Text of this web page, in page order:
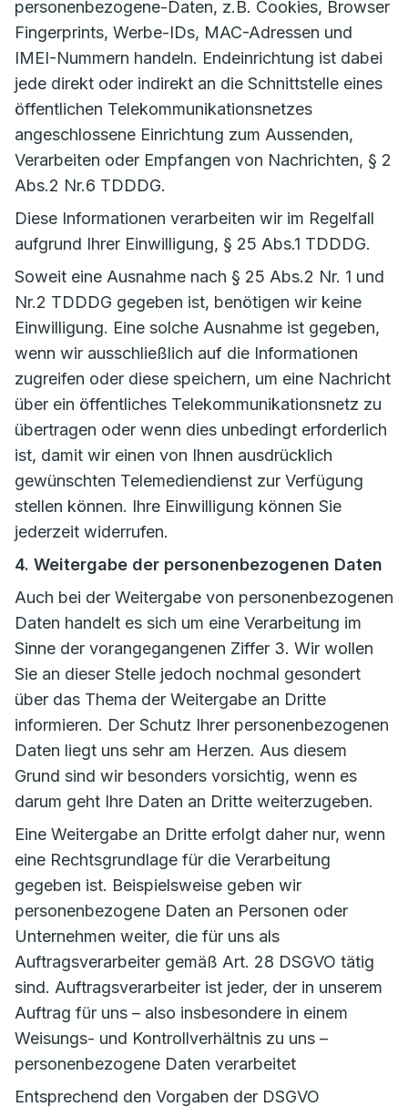
personenbezogene-Daten, z.B. Cookies, Browser
Fingerprints, Werbe-IDs, MAC-Adressen und
IMEI-Nummern handeln. Endeinrichtung ist dabei
jede direkt oder indirekt an die Schnittstelle eines
öffentlichen Telekommunikationsnetzes
angeschlossene Einrichtung zum Aussenden,
Verarbeiten oder Empfangen von Nachrichten, § 2
Abs.2 Nr.6 TDDDG.
Diese Informationen verarbeiten wir im Regelfall
aufgrund Ihrer Einwilligung, § 25 Abs.1 TDDDG.
Soweit eine Ausnahme nach § 25 Abs.2 Nr. 1 und
Nr.2 TDDDG gegeben ist, benötigen wir keine
Einwilligung. Eine solche Ausnahme ist gegeben,
wenn wir ausschließlich auf die Informationen
zugreifen oder diese speichern, um eine Nachricht
über ein öffentliches Telekommunikationsnetz zu
übertragen oder wenn dies unbedingt erforderlich
ist, damit wir einen von Ihnen ausdrücklich
gewünschten Telemediendienst zur Verfügung
stellen können. Ihre Einwilligung können Sie
jederzeit widerrufen.
4. Weitergabe der personenbezogenen Daten
Auch bei der Weitergabe von personenbezogenen
Daten handelt es sich um eine Verarbeitung im
Sinne der vorangegangenen Ziffer 3. Wir wollen
Sie an dieser Stelle jedoch nochmal gesondert
über das Thema der Weitergabe an Dritte
informieren. Der Schutz Ihrer personenbezogenen
Daten liegt uns sehr am Herzen. Aus diesem
Grund sind wir besonders vorsichtig, wenn es
darum geht Ihre Daten an Dritte weiterzugeben.
Eine Weitergabe an Dritte erfolgt daher nur, wenn
eine Rechtsgrundlage für die Verarbeitung
gegeben ist. Beispielsweise geben wir
personenbezogene Daten an Personen oder
Unternehmen weiter, die für uns als
Auftragsverarbeiter gemäß Art. 28 DSGVO tätig
sind. Auftragsverarbeiter ist jeder, der in unserem
Auftrag für uns – also insbesondere in einem
Weisungs- und Kontrollverhältnis zu uns –
personenbezogene Daten verarbeitet
Entsprechend den Vorgaben der DSGVO